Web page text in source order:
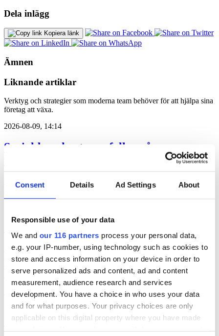
Consent Details Ad Settings About
Responsible use of your data
We and our 116 partners process your personal data,
e.g. your IP-number, using technology such as cookies to
store and access information on your device in order to
serve personalized ads and content, ad and content
measurement, audience research and services
development. You have a choice in who uses your data
and for what purposes. Your privacy choices are only
applicable on this digital property where you have made
Dela inlägg
Kopiera länk
Ämnen
Liknande artiklar
Verktyg och strategier som moderna team behöver för att hjälpa sina
företag att växa.
2026-08-09, 14:14
Socialdemokraterna fyller på
valkampanjen med tre nya delar
Socialdemokraterna kör igång tre nya delar i sin valkampanj. Fyra
nationella företrädare är utsedda.
M vill vinna valet genom att spara pengar
Med ett paket av åtgärder vill Moderaterna minska statens kostnader
med 70 miljarder kronor. Paketet står i valrörelsen emot
oppositionens planer på höjda skatter. Det berättade finansminister
Elisabeth Svantesson på en presskonferens tidigare idag.
val 2026
2026-08-07, 07:15
2 miljoner i vinst per anställd hos Lumo